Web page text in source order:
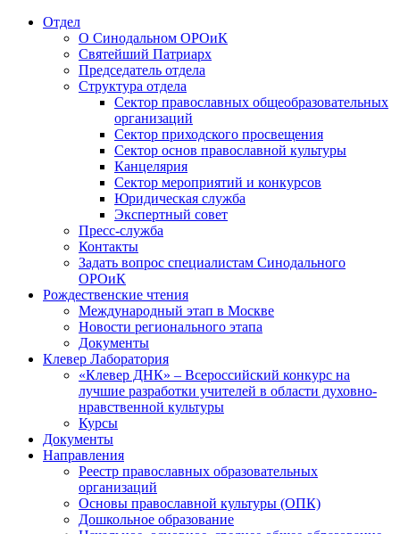
Отдел
О Синодальном ОРОиК
Святейший Патриарх
Председатель отдела
Структура отдела
Сектор православных общеобразовательных
организаций
Сектор приходского просвещения
Сектор основ православной культуры
Канцелярия
Сектор мероприятий и конкурсов
Юридическая служба
Экспертный совет
Пресс-служба
Контакты
Задать вопрос специалистам Синодального
ОРОиК
Рождественские чтения
Международный этап в Москве
Новости регионального этапа
Документы
Клевер Лаборатория
«Клевер ДНК» – Всероссийский конкурс на
лучшие разработки учителей в области духовно-
нравственной культуры
Курсы
Документы
Направления
Реестр православных образовательных
организаций
Основы православной культуры (ОПК)
Дошкольное образование